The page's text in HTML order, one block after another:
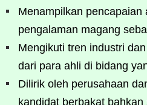
Menampilkan pencapaian
pengalaman magang
Mengikuti tren industri
dari para ahli di bidang
Dilirik oleh perusahaan
kandidat berbakat